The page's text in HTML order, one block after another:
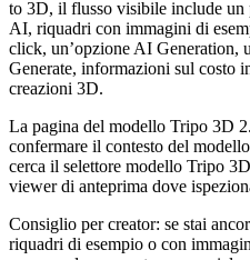
to 3D, il flusso visibile include
AI, riquadri con immagini di
click, un’opzione AI Generation,
Generate, informazioni sul costo
creazioni 3D.
La pagina del modello Tripo 3D
confermare il contesto del
cerca il selettore modello Tripo
viewer di anteprima dove
Consiglio per creator: se stai
riquadri di esempio o con